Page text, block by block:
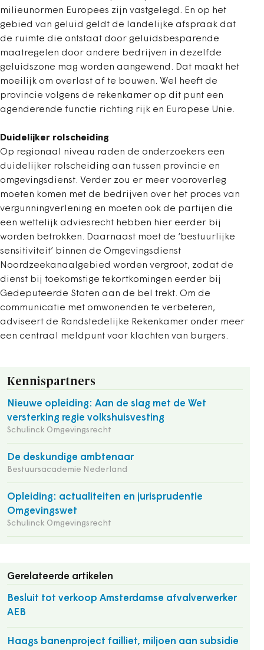
milieunormen Europees zijn vastgelegd. En op het
gebied van geluid geldt de landelijke afspraak dat
de ruimte die ontstaat door geluidsbesparende
maatregelen door andere bedrijven in dezelfde
geluidszone mag worden aangewend. Dat maakt het
moeilijk om overlast af te bouwen. Wel heeft de
provincie volgens de rekenkamer op dit punt een
agenderende functie richting rijk en Europese Unie.
Duidelijker rolscheiding
Op regionaal niveau raden de onderzoekers een
duidelijker rolscheiding aan tussen provincie en
omgevingsdienst. Verder zou er meer vooroverleg
moeten komen met de bedrijven over het proces van
vergunningverlening en moeten ook de partijen die
een wettelijk adviesrecht hebben hier eerder bij
worden betrokken. Daarnaast moet de ‘bestuurlijke
sensitiviteit’ binnen de Omgevingsdienst
Noordzeekanaalgebied worden vergroot, zodat de
dienst bij toekomstige tekortkomingen eerder bij
Gedeputeerde Staten aan de bel trekt. Om de
communicatie met omwonenden te verbeteren,
adviseert de Randstedelijke Rekenkamer onder meer
een centraal meldpunt voor klachten van burgers.
Kennispartners
Nieuwe opleiding: Aan de slag met de Wet
versterking regie volkshuisvesting
Schulinck Omgevingsrecht
De deskundige ambtenaar
Bestuursacademie Nederland
Opleiding: actualiteiten en jurisprudentie
Omgevingswet
Schulinck Omgevingsrecht
Gerelateerde artikelen
Besluit tot verkoop Amsterdamse afvalverwerker
AEB
Haags banenproject failliet, miljoen aan subsidie